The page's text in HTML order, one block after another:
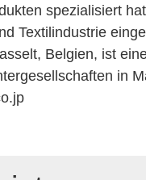
spezialisiert
Textilindustrie
Belgien, ist
in